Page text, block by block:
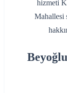
hizmeti
Mahallesi